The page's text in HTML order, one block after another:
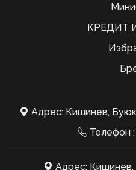
КРЕДИТ
Адрес: Кишинев,
Телефон :
Адрес: Кишинев,